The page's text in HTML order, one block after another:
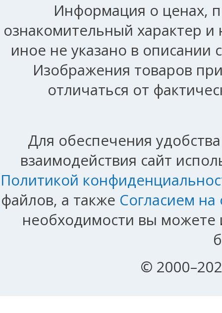
Информация о ценах,
ознакомительный характер
иное не указано в описании
Изображения товаров
отличаться от
Для обеспечения
взаимодействия сайт
Политикой
файлов, а также Согласием
необходимости вы можете
©